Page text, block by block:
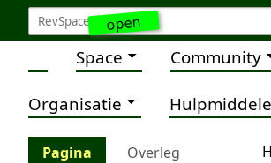
open
Space Community
Organisatie
Pagina Overleg